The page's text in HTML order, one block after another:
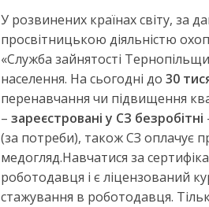
У розвинених країнах світу, за
просвітницькою діяльністю
«Служба зайнятості
населення. На сьогодні до 30
перенавчання чи підвищення
– зареєстровані у СЗ безробітні
(за потреби), також СЗ оплачує
медогляд.Навчатися за
роботодавця і є ліцензований
стажування в роботодавця.